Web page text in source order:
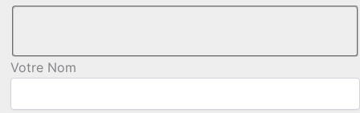
Votre Nom